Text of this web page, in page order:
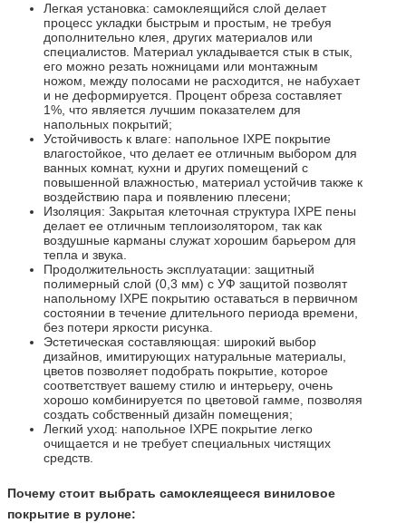
Легкая установка: самоклеящийся слой делает
процесс укладки быстрым и простым, не требуя
дополнительно клея, других материалов или
специалистов. Материал укладывается стык в стык,
его можно резать ножницами или монтажным
ножом, между полосами не расходится, не набухает
и не деформируется. Процент обреза составляет
1%, что является лучшим показателем для
напольных покрытий;
Устойчивость к влаге: напольное IXPE покрытие
влагостойкое, что делает ее отличным выбором для
ванных комнат, кухни и других помещений с
повышенной влажностью, материал устойчив также к
воздействию пара и появлению плесени;
Изоляция: Закрытая клеточная структура IXPE пены
делает ее отличным теплоизолятором, так как
воздушные карманы служат хорошим барьером для
тепла и звука.
Продолжительность эксплуатации: защитный
полимерный слой (0,3 мм) с УФ защитой позволят
напольному IXPE покрытию оставаться в первичном
состоянии в течение длительного периода времени,
без потери яркости рисунка.
Эстетическая составляющая: широкий выбор
дизайнов, имитирующих натуральные материалы,
цветов позволяет подобрать покрытие, которое
соответствует вашему стилю и интерьеру, очень
хорошо комбинируется по цветовой гамме, позволяя
создать собственный дизайн помещения;
Легкий уход: напольное IXPE покрытие легко
очищается и не требует специальных чистящих
средств.
Почему стоит выбрать самоклеящееся виниловое
покрытие в рулоне: